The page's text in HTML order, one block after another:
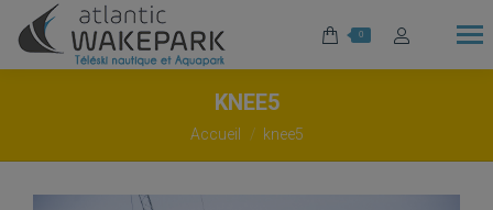
0
KNEE5
Vous êtes ici :
Accueil knee5